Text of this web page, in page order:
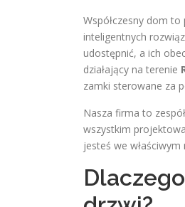
Współczesny dom
inteligentnych
udostępnić, a ich
działający na terenie
zamki sterowane za
Nasza firma to
wszystkim
jesteś we właściwym